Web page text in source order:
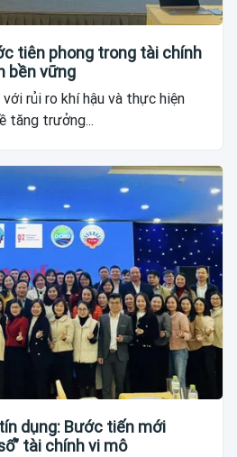
tiên phong trong tài chính
bền vững
rủi ro khí hậu và thực hiện
tăng trưởng...
dụng: Bước tiến mới
tài chính vi mô